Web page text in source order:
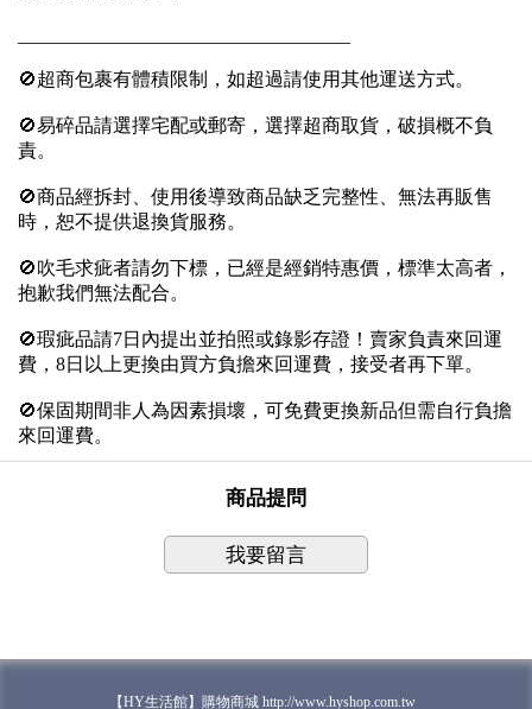
🚫超商包裹有體積限制，如超過請使用其他運送方式。
🚫易碎品請選擇宅配或郵寄，選擇超商取貨，破損概不負
責。
🚫商品經拆封、使用後導致商品缺乏完整性、無法再販售
時，恕不提供退換貨服務。
🚫吹毛求疵者請勿下標，已經是經銷特惠價，標準太高者，
抱歉我們無法配合。
🚫瑕疵品請7日內提出並拍照或錄影存證！賣家負責來回運
費，8日以上更換由買方負擔來回運費，接受者再下單。
🚫保固期間非人為因素損壞，可免費更換新品但需自行負擔
來回運費。
商品提問
我要留言
【HY生活館】購物商城 http://www.hyshop.com.tw